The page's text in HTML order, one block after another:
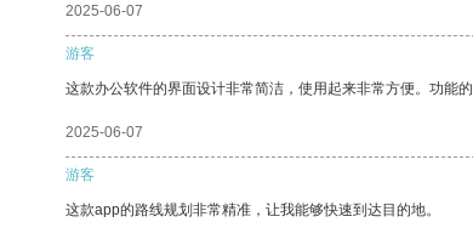
2025-06-07
游客
这款办公软件的界面设计非常简洁，使用起来非常方便。功能
2025-06-07
游客
这款app的路线规划非常精准，让我能够快速到达目的地。